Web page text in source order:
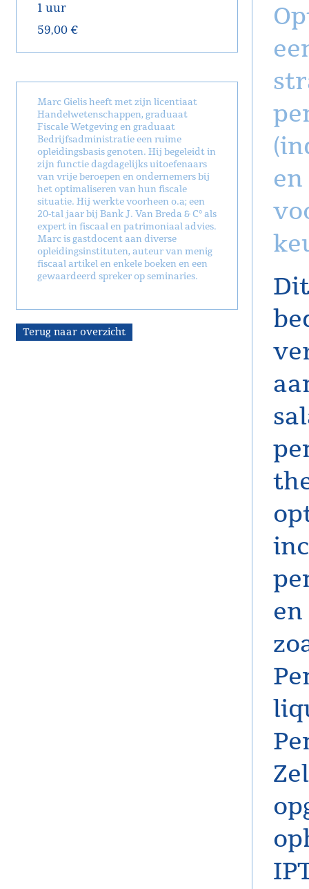
1 uur
59,00 €
Marc Gielis heeft met zijn licentiaat
Handelwetenschappen, graduaat
Fiscale Wetgeving en graduaat
Bedrijfsadministratie een ruime
opleidingsbasis genoten. Hij begeleidt in
zijn functie dagdagelijks uitoefenaars
van vrije beroepen en ondernemers bij
het optimaliseren van hun fiscale
situatie. Hij werkte voorheen o.a; een
20-tal jaar bij Bank J. Van Breda & C° als
expert in fiscaal en patrimoniaal advies.
Marc is gastdocent aan diverse
opleidingsinstituten, auteur van menig
fiscaal artikel en enkele boeken en een
gewaardeerd spreker op seminaries.
Terug naar overzicht